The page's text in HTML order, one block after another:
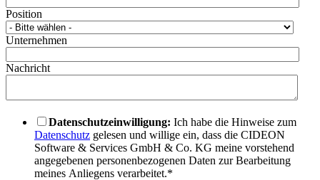
Position
Unternehmen
Nachricht
Datenschutzeinwilligung: Ich habe die Hinweise zum
Datenschutz gelesen und willige ein, dass die CIDEON
Software & Services GmbH & Co. KG meine vorstehend
angegebenen personenbezogenen Daten zur Bearbeitung
meines Anliegens verarbeitet.*